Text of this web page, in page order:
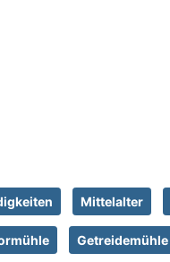
Mittelalter
Getreidemühle